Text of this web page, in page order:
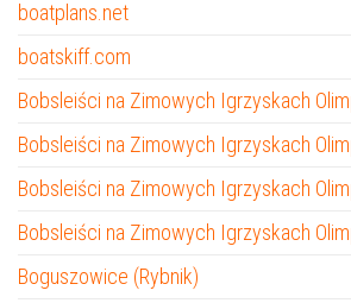
boatplans.net
boatskiff.com
Bobsleiści na Zimowych Igrzyskach
Bobsleiści na Zimowych Igrzyskach
Bobsleiści na Zimowych Igrzyskach
Bobsleiści na Zimowych Igrzyskach
Boguszowice (Rybnik)